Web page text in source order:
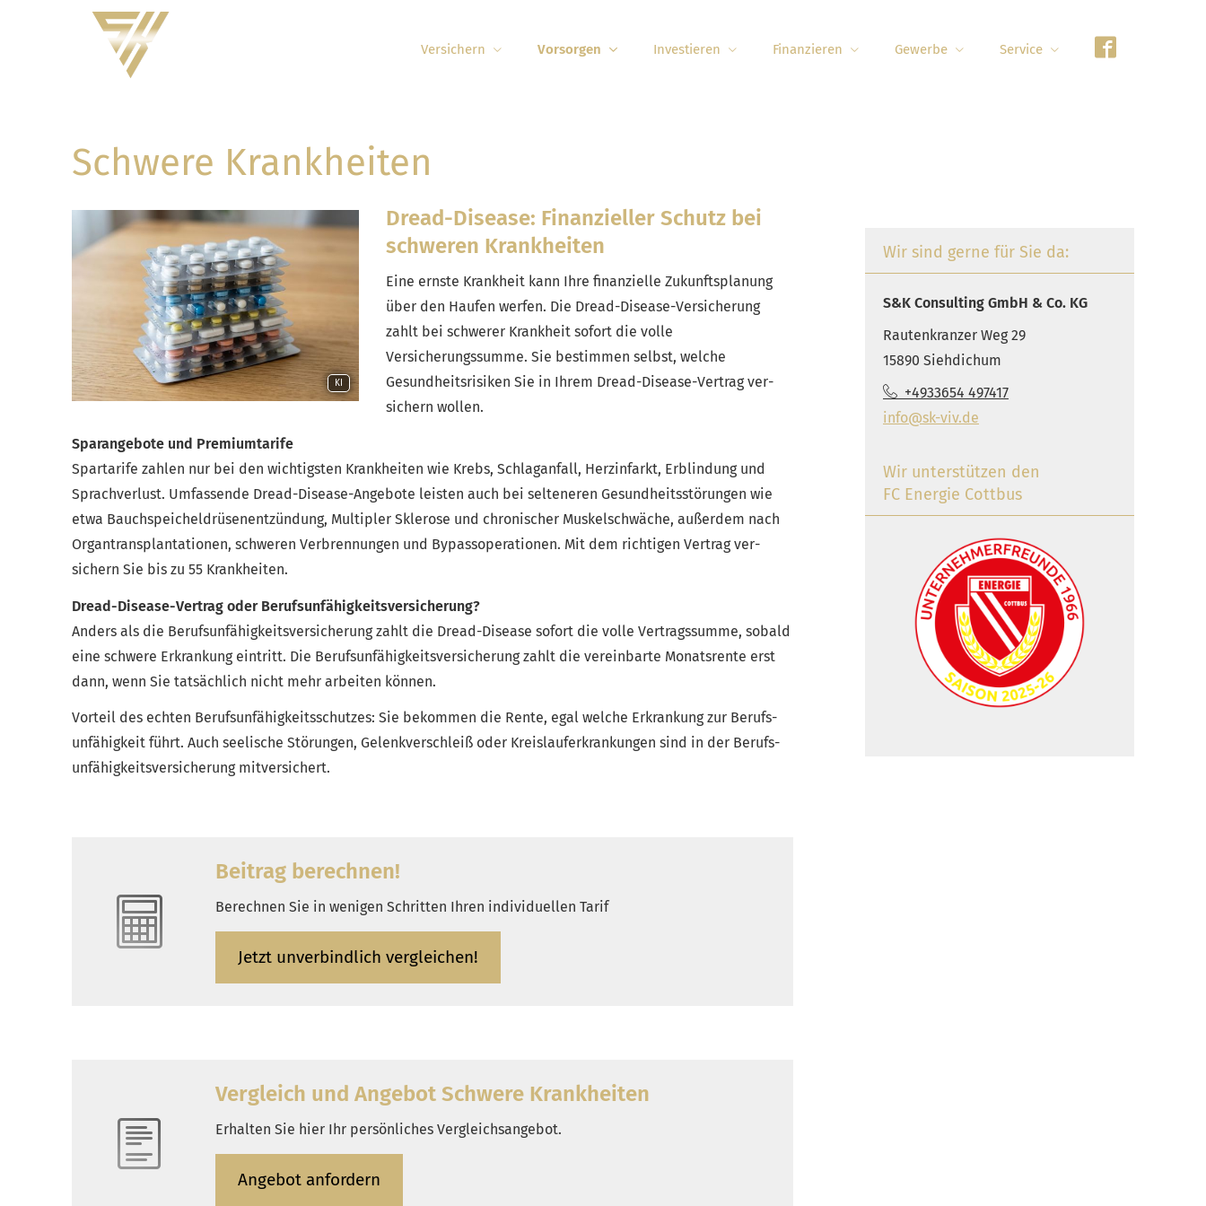
Versichern Vorsorgen Investieren Finanzieren Gewerbe Service
Wir sind gerne für Sie da:
S&K Consulting GmbH & Co. KG
Rautenkranzer Weg 29
15890 Siehdichum
+4933654 497417
info@sk-viv.de
Wir unterstützen den
FC Energie Cottbus
Schwe­re Krank­hei­ten
KI
Dread-Disease: Finanzieller Schutz bei
schweren Krank­hei­ten
Eine ernste Krankheit kann Ihre finanzielle Zukunftsplanung
über den Haufen werfen. Die Dread-Disease-Versicherung
zahlt bei schwerer Krankheit sofort die volle
Versicherungssumme. Sie bestimmen selbst, welche
Gesundheitsrisiken Sie in Ihrem Dread-Disease-Vertrag ver­
sichern wollen.
Sparangebote und Premiumtarife
Spartarife zahlen nur bei den wichtigsten Krank­hei­ten wie Krebs, Schlaganfall, Herzinfarkt, Erblindung und
Sprachverlust. Umfassende Dread-Disease-Angebote leisten auch bei selteneren Gesundheitsstörungen wie
etwa Bauchspeicheldrüsenentzündung, Multipler Sklerose und chronischer Muskelschwäche, außerdem nach
Organtransplantationen, schweren Verbrennungen und Bypassoperationen. Mit dem richtigen Vertrag ver­
sichern Sie bis zu 55 Krank­hei­ten.
Dread-Disease-Vertrag oder Berufs­unfähig­keitsversicherung?
Anders als die Berufs­unfähig­keitsversicherung zahlt die Dread-Disease sofort die volle Vertragssumme, sobald
eine schwere Erkrankung eintritt. Die Berufs­unfähig­keitsversicherung zahlt die vereinbarte Monatsrente erst
dann, wenn Sie tatsächlich nicht mehr arbeiten können.
Vorteil des echten Berufs­unfähig­keitsschutzes: Sie bekommen die Rente, egal welche Erkrankung zur Berufs­
unfähig­keit führt. Auch seelische Störungen, Gelenkverschleiß oder Kreislauferkrankungen sind in der Berufs­
unfähig­keitsversicherung mitversichert.
Beitrag berechnen!
Berechnen Sie in wenigen Schritten Ihren individuellen Tarif
Jetzt unverbindlich ver­gleichen!
Vergleich und Angebot Schwe­re Krank­hei­ten
Erhalten Sie hier Ihr persönliches Vergleichsangebot.
An­ge­bot an­for­dern